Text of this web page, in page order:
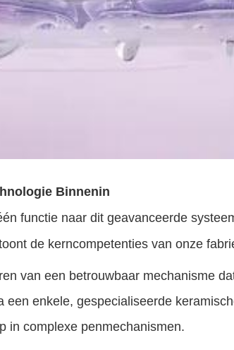
Binnenin
functie naar dit geavanceerde
de kerncompetenties van onze
van een betrouwbaar mechanisme
een enkele, gespecialiseerde
in complexe penmechanismen.